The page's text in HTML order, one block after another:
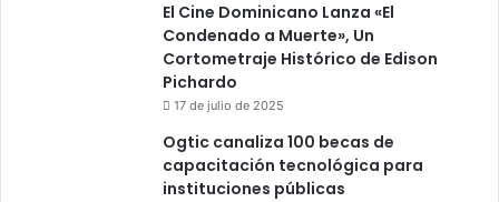
El Cine Dominicano Lanza «El
Condenado a Muerte», Un
Cortometraje Histórico de Edison
Pichardo
17 de julio de 2025
Ogtic canaliza 100 becas de
capacitación tecnológica para
instituciones públicas